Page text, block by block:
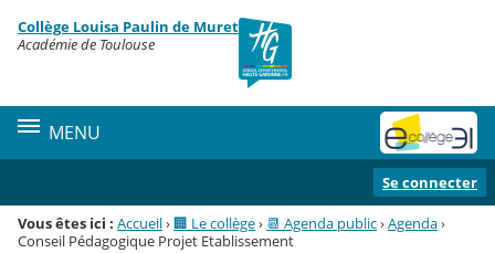
Menu de la rubrique
Contenu
Collège Louisa Paulin de Muret
Académie de Toulouse
MENU
Se connecter
Vous êtes ici : Accueil›🏢 Le collège› 📆 Agenda public›Agenda›
Conseil Pédagogique Projet Etablissement